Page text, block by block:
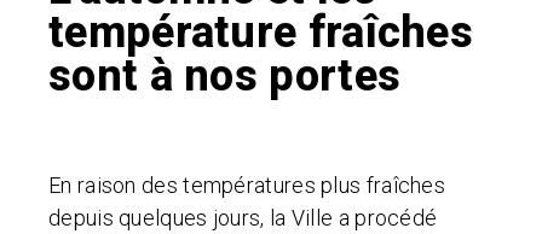
température fraîches
sont à nos portes
En raison des températures plus fraîches
depuis quelques jours, la Ville a procédé